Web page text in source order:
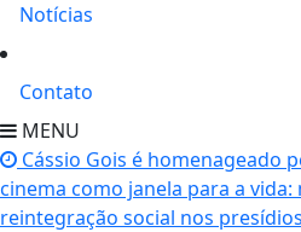
Notícias
Contato
MENU
Cássio Gois é homenageado
cinema como janela para a
reintegração social nos presídios